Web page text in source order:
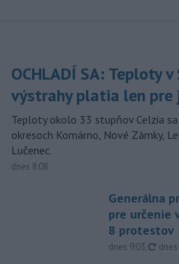
OCHLADÍ SA: Teploty v
výstrahy platia len pre
Teploty okolo 33 stupňov Celzia
okresoch Komárno, Nové Zámky,
Lučenec.
dnes 8:08
Generálna
pre určenie
8 protestov
dnes 9:03,